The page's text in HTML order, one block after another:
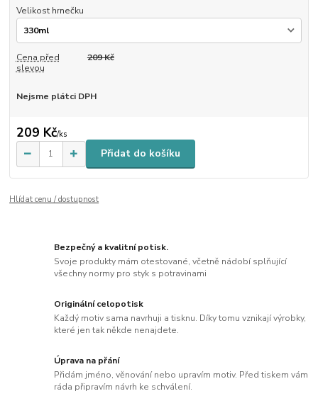
Velikost hrnečku
Cena před
slevou
209 Kč
Nejsme plátci DPH
209 Kč/ks
Přidat do košíku
Hlídat cenu / dostupnost
Bezpečný a kvalitní potisk.
Svoje produkty mám otestované, včetně nádobí splňující
všechny normy pro styk s potravinami
Originální celopotisk
Každý motiv sama navrhuji a tisknu. Díky tomu vznikají výrobky,
které jen tak někde nenajdete.
Úprava na přání
Přidám jméno, věnování nebo upravím motiv. Před tiskem vám
ráda připravím návrh ke schválení.